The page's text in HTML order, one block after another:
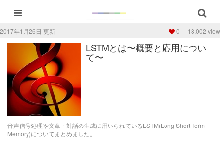
2017年1月26日 更新 0 18,002 view
LSTMとは〜概要と応用につい
て〜
音声信号処理や文章・対話の生成に用いられているLSTM(Long Short Term
Memory)についてまとめました。